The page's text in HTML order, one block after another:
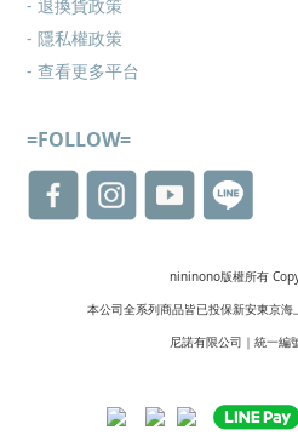
- 退換貨政策
- 隱私權政策
- 查看更多平台
=FOLLOW=
nininono版權所有
本公司全系列商品皆已投保新安東京
尼諾有限公司｜統一